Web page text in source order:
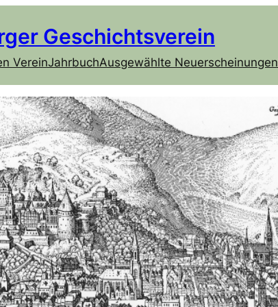
Geschichtsverein
VereinJahrbuchAusgewählte Neuerscheinungen